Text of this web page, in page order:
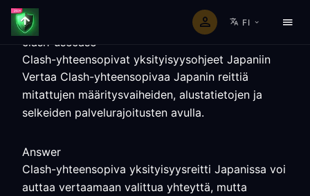
FI
clash-usecase
Clash-yhteensopivat yksityisyysohjeet Japaniin
Vertaa Clash-yhteensopivaa Japanin reittiä
mitattujen määritysvaiheiden, alustatietojen ja
selkeiden palvelurajoitusten avulla.
Answer
Clash-yhteensopiva yksityisyysreitti Japanissa voi
auttaa vertaamaan valittua yhteyttä, mutta